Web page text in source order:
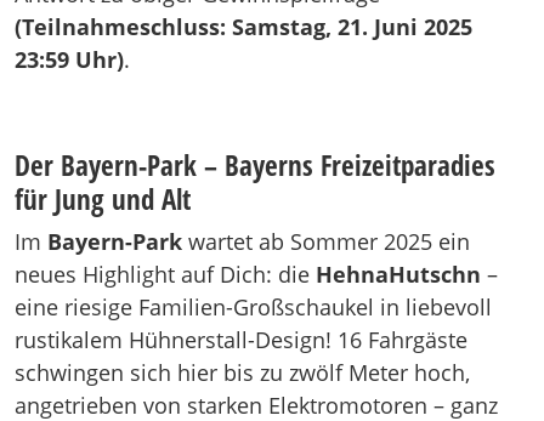
(Teilnahmeschluss: Samstag, 21. Juni 2025
23:59 Uhr).
Der Bayern-Park – Bayerns Freizeitparadies
für Jung und Alt
Im Bayern-Park wartet ab Sommer 2025 ein
neues Highlight auf Dich: die HehnaHutschn –
eine riesige Familien-Großschaukel in liebevoll
rustikalem Hühnerstall-Design! 16 Fahrgäste
schwingen sich hier bis zu zwölf Meter hoch,
angetrieben von starken Elektromotoren – ganz